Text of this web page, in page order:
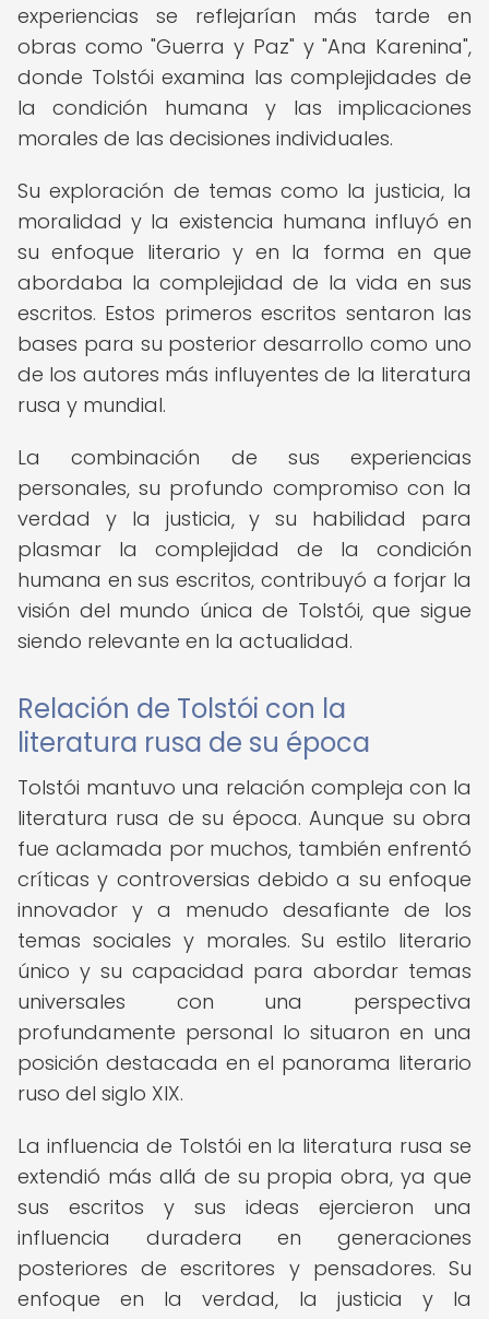
experiencias se reflejarían más tarde en
obras como "Guerra y Paz" y "Ana Karenina",
donde Tolstói examina las complejidades de
la condición humana y las implicaciones
morales de las decisiones individuales.
Su exploración de temas como la justicia, la
moralidad y la existencia humana influyó en
su enfoque literario y en la forma en que
abordaba la complejidad de la vida en sus
escritos. Estos primeros escritos sentaron las
bases para su posterior desarrollo como uno
de los autores más influyentes de la literatura
rusa y mundial.
La combinación de sus experiencias
personales, su profundo compromiso con la
verdad y la justicia, y su habilidad para
plasmar la complejidad de la condición
humana en sus escritos, contribuyó a forjar la
visión del mundo única de Tolstói, que sigue
siendo relevante en la actualidad.
Relación de Tolstói con la
literatura rusa de su época
Tolstói mantuvo una relación compleja con la
literatura rusa de su época. Aunque su obra
fue aclamada por muchos, también enfrentó
críticas y controversias debido a su enfoque
innovador y a menudo desafiante de los
temas sociales y morales. Su estilo literario
único y su capacidad para abordar temas
universales con una perspectiva
profundamente personal lo situaron en una
posición destacada en el panorama literario
ruso del siglo XIX.
La influencia de Tolstói en la literatura rusa se
extendió más allá de su propia obra, ya que
sus escritos y sus ideas ejercieron una
influencia duradera en generaciones
posteriores de escritores y pensadores. Su
enfoque en la verdad, la justicia y la